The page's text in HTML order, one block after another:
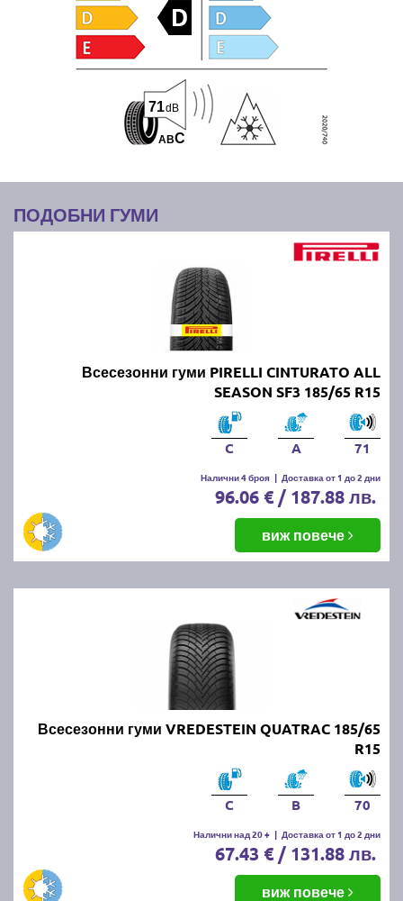
ABC
71dB
ПОДОБНИ ГУМИ
Всесезонни гуми PIRELLI CINTURATO ALL
SEASON SF3 185/65 R15
C A 71
Налични 4 броя | Доставка от 1 до 2 дни
96.06 € / 187.88 лв.
виж повече
Всесезонни гуми VREDESTEIN QUATRAC 185/65
R15
C B 70
Налични над 20 + | Доставка от 1 до 2 дни
67.43 € / 131.88 лв.
виж повече